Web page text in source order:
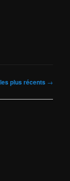
plus récents →